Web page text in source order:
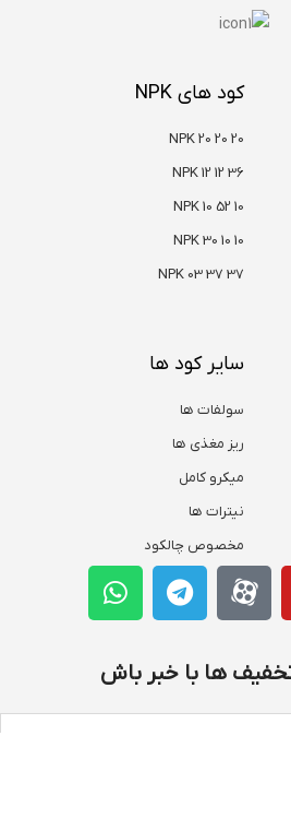
کود های NPK
NPK 20 20 20
NPK 12 12 36
NPK 10 52 10
NPK 30 10 10
NPK 03 37 37
سایر کود ها
سولفات ها
ریز مغذی ها
میکرو کامل
نیترات ها
مخصوص چالکود
ها با خبر باش